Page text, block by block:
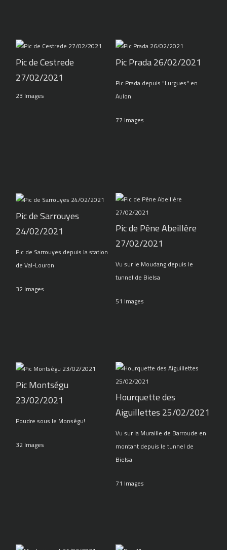
Pic de Cestrede
27/02/2021
23 Images
Pic Prada 26/02/2021
Pic Prada depuis "Lurgues" en
Aulon
77 Images
Pic de Sarrouyes
24/02/2021
Pic de Sarrouyes depuis la station
de Val-Louron
32 Images
Pic de Pène Abeillère
27/02/2021
Vu sur le Moudang depuis le
tunnel de Bielsa
51 Images
Pic Montségu
23/02/2021
Poudre sous le Monségu!
32 Images
Hourquette des
Aiguillettes 25/02/2021
Vu sur la Muraille de Barroude en
montant depuis le tunnel de
Bielsa
71 Images